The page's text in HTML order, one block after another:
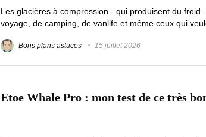
Les glacières à compression - qui produisent du
voyage, de camping, de vanlife et même ceux qui
Bons plans astuces 15 juillet 2026
Etoe Whale Pro : mon test de ce très